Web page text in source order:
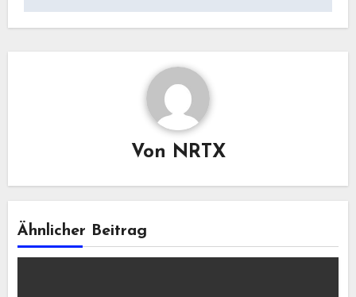
Von NRTX
Ähnlicher Beitrag